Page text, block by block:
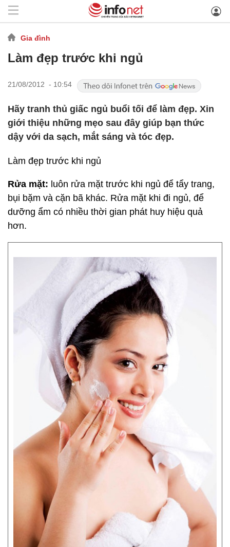
Gia đình
Làm đẹp trước khi ngủ
21/08/2012 - 10:54
Hãy tranh thủ giấc ngủ buổi tối để làm đẹp. Xin
giới thiệu những mẹo sau đây giúp bạn thức
dậy với da sạch, mắt sáng và tóc đẹp.
Làm đẹp trước khi ngủ
Rửa mặt: luôn rửa mặt trước khi ngủ để tẩy trang,
bụi bặm và cặn bã khác. Rửa mặt khi đi ngủ, để
dưỡng ẩm có nhiều thời gian phát huy hiệu quả
hơn.